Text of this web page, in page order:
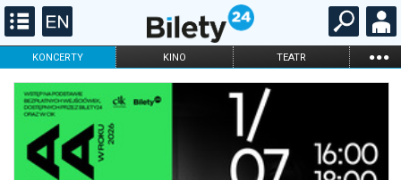
KONCERTY KINO TEATR ...
FILHARMONIA OPERA I BALET
STAND-UP
DLA DZIECI